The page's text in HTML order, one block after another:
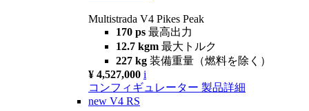
Multistrada V4 Pikes Peak
170 ps 最高出力
12.7 kgm 最大トルク
227 kg 装備重量（燃料を除く）
¥ 4,527,000 i
コンフィギュレーター 製品詳細
new V4 RS